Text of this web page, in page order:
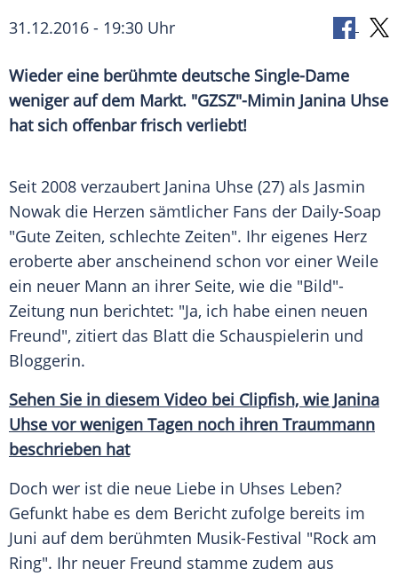
31.12.2016 - 19:30 Uhr
Wieder eine berühmte deutsche Single-Dame
weniger auf dem Markt. "GZSZ"-Mimin Janina Uhse
hat sich offenbar frisch verliebt!
Seit 2008 verzaubert Janina Uhse (27) als Jasmin
Nowak die Herzen sämtlicher Fans der Daily-Soap
"Gute Zeiten, schlechte Zeiten". Ihr eigenes Herz
eroberte aber anscheinend schon vor einer Weile
ein neuer Mann an ihrer Seite, wie die "Bild"-
Zeitung nun berichtet: "Ja, ich habe einen neuen
Freund", zitiert das Blatt die Schauspielerin und
Bloggerin.
Sehen Sie in diesem Video bei Clipfish, wie Janina
Uhse vor wenigen Tagen noch ihren Traummann
beschrieben hat
Doch wer ist die neue Liebe in Uhses Leben?
Gefunkt habe es dem Bericht zufolge bereits im
Juni auf dem berühmten Musik-Festival "Rock am
Ring". Ihr neuer Freund stamme zudem aus